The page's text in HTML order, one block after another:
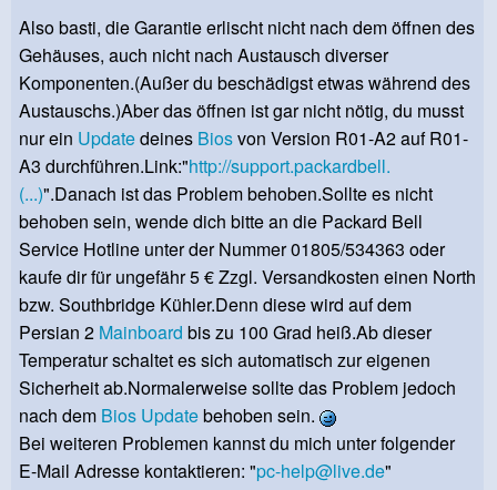
Also basti, die Garantie erlischt nicht nach dem öffnen des
Gehäuses, auch nicht nach Austausch diverser
Komponenten.(Außer du beschädigst etwas während des
Austauschs.)Aber das öffnen ist gar nicht nötig, du musst
nur ein Updatedeines Biosvon Version R01-A2 auf R01-
A3 durchführen.Link:"http://support.packardbell.
(...)".Danach ist das Problem behoben.Sollte es nicht
behoben sein, wende dich bitte an die Packard Bell
Service Hotline unter der Nummer 01805/534363 oder
kaufe dir für ungefähr 5 € Zzgl. Versandkosten einen North
bzw. Southbridge Kühler.Denn diese wird auf dem
Persian 2 Mainboard bis zu 100 Grad heiß.Ab dieser
Temperatur schaltet es sich automatisch zur eigenen
Sicherheit ab.Normalerweise sollte das Problem jedoch
nach dem Bios Updatebehoben sein.
Bei weiteren Problemen kannst du mich unter folgender
E-Mail Adresse kontaktieren: "pc-help@live.de"